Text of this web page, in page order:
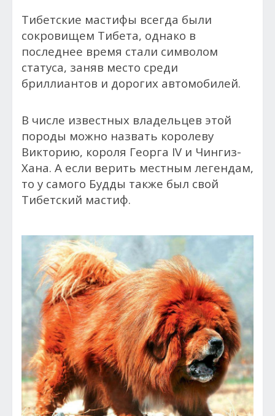
Тибетские мастифы всегда были
сокровищем Тибета, однако в
последнее время стали символом
статуса, заняв место среди
бриллиантов и дорогих автомобилей.
В числе известных владельцев этой
породы можно назвать королеву
Викторию, короля Георга IV и Чингиз-
Хана. А если верить местным легендам,
то у самого Будды также был свой
Тибетский мастиф.